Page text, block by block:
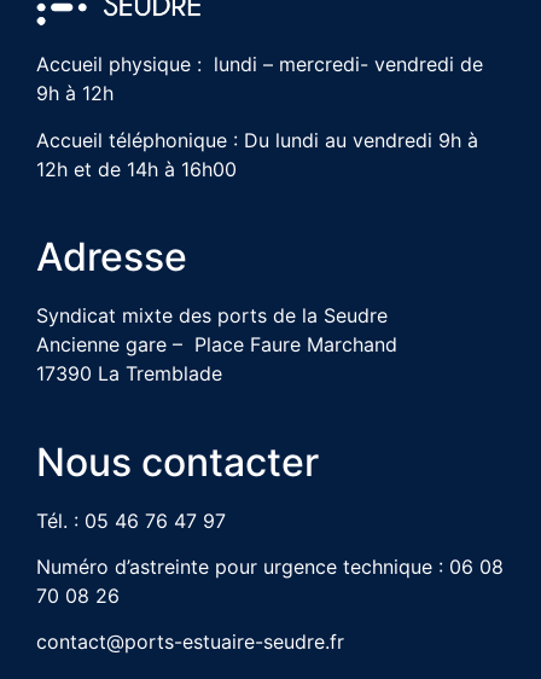
Accueil physique : lundi – mercredi- vendredi de
9h à 12h
Accueil téléphonique : Du lundi au vendredi 9h à
12h et de 14h à 16h00
Adresse
Syndicat mixte des ports de la Seudre
Ancienne gare – Place Faure Marchand
17390 La Tremblade
Nous contacter
Tél. : 05 46 76 47 97
Numéro d’astreinte pour urgence technique : 06 08
70 08 26
contact@ports-estuaire-seudre.fr